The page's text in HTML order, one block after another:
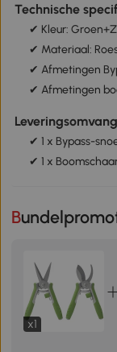
Technische
✔ Kleur:
✔ Materiaal:
✔ Afmetingen
✔ Afmetingen
✔ 1 x Bypass-
✔ 1 x
x1